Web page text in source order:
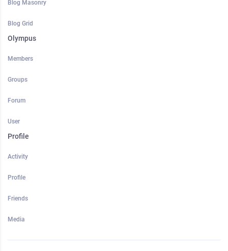
Blog Masonry
Blog Grid
Olympus
Members
Groups
Forum
User
Profile
Activity
Profile
Friends
Media